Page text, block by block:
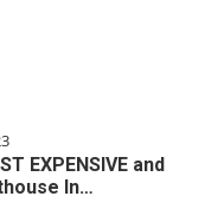
EXPENSIVE and
In…